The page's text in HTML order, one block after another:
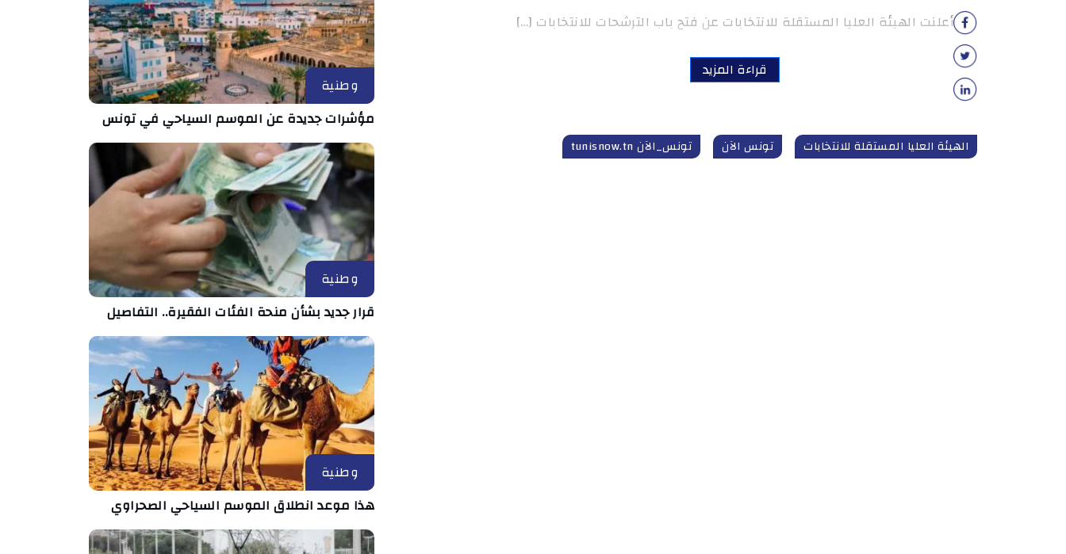
أعلنت الهيئة العليا المستقلة للانتخابات عن فتح باب الترشحات للانتخابات […]
قراءة المزيد
الهيئة العليا المستقلة للانتخابات تونس الآن تونس_الآن tunisnow.tn
وطنية
مؤشرات جديدة عن الموسم السياحي في تونس
وطنية
قرار جديد بشأن منحة الفئات الفقيرة.. التفاصيل
وطنية
هذا موعد انطلاق الموسم السياحي الصحراوي